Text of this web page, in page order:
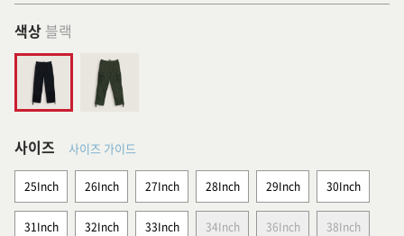
색상 블랙
사이즈 사이즈 가이드
25Inch 26Inch 27Inch 28Inch 29Inch 30Inch
31Inch 32Inch 33Inch 34Inch 36Inch 38Inch